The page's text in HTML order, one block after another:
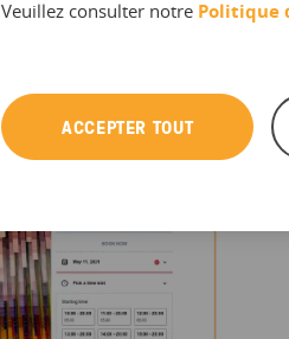
Veuillez consulter notre Politique
ACCEPTER TOUT